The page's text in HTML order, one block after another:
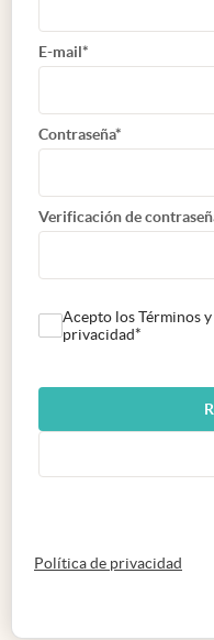
E-mail*
Contraseña*
Verificación de
Acepto los Términos
privacidad*
Política de privacidad